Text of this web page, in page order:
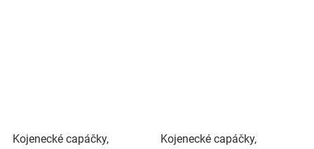
Kojenecké capáčky,
Kojenecké capáčky,